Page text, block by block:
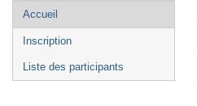
Menu
de
l'événement
Accueil
Inscription
Liste des participants